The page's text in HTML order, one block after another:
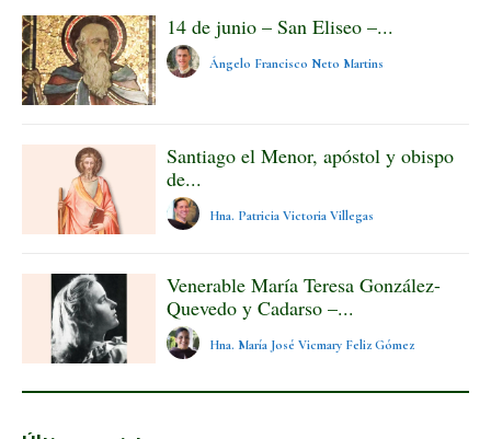
14 de junio – San Eliseo –...
Ángelo Francisco Neto Martins
Santiago el Menor, apóstol y obispo
de...
Hna. Patricia Victoria Villegas
Venerable María Teresa González-
Quevedo y Cadarso –...
Hna. María José Vicmary Feliz Gómez